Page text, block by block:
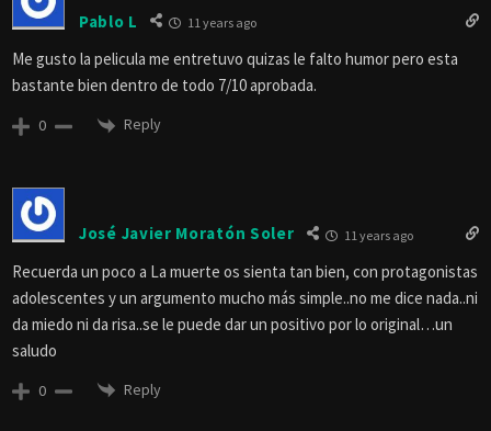
Pablo L 11 years ago
Me gusto la pelicula me entretuvo quizas le falto humor pero esta
bastante bien dentro de todo 7/10 aprobada.
0 Reply
José Javier Moratón Soler 11 years ago
Recuerda un poco a La muerte os sienta tan bien, con protagonistas
adolescentes y un argumento mucho más simple..no me dice nada..ni
da miedo ni da risa..se le puede dar un positivo por lo original…un
saludo
0 Reply